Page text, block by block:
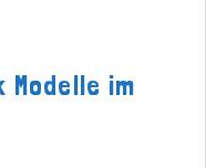
im